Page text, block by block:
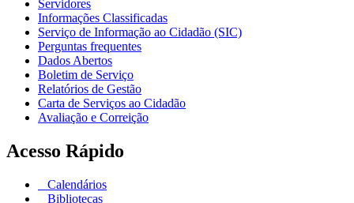
Servidores
Informações Classificadas
Serviço de Informação ao Cidadão (SIC)
Perguntas frequentes
Dados Abertos
Boletim de Serviço
Relatórios de Gestão
Carta de Serviços ao Cidadão
Avaliação e Correição
Acesso Rápido
Calendários
Bibliotecas